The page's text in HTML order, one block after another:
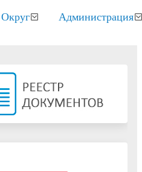
Округ Администрация